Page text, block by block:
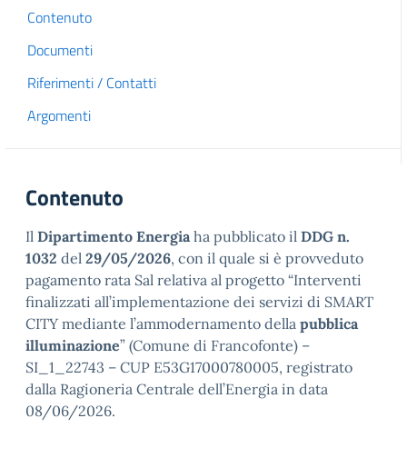
Contenuto
Documenti
Riferimenti / Contatti
Argomenti
Contenuto
Il Dipartimento Energiaha pubblicato il DDG n.
1032 del 29/05/2026, con il quale si è provveduto
pagamento rata Sal relativa al progetto “Interventi
finalizzati all’implementazione dei servizi di SMART
CITY mediante l’ammodernamento della pubblica
illuminazione” (Comune di Francofonte) –
SI_1_22743 – CUP E53G17000780005, registrato
dalla Ragioneria Centrale dell’Energia in data
08/06/2026.